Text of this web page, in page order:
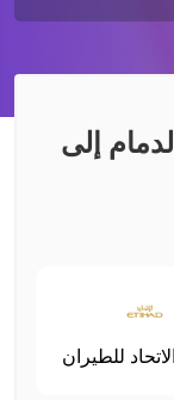
إلى
للطيران